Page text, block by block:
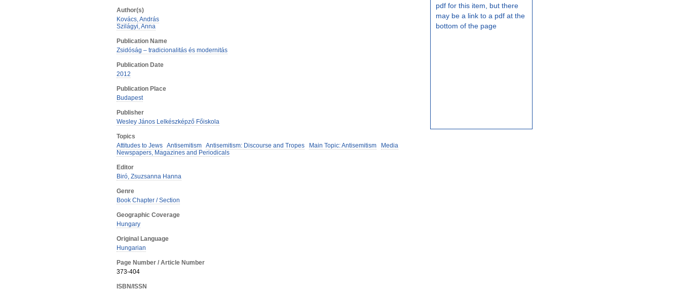
Author(s)
Kovács, András
Szilágyi, Anna
Publication Name
Zsidóság – tradicionalitás és modernitás
Publication Date
2012
Publication Place
Budapest
Publisher
Wesley János Lelkészképző Főiskola
Topics
Attitudes to Jews Antisemitism Antisemitism: Discourse and Tropes Main Topic: Antisemitism
Media
Newspapers, Magazines and Periodicals
Editor
Biró, Zsuzsanna Hanna
Genre
Book Chapter / Section
Geographic Coverage
Hungary
Original Language
Hungarian
Page Number / Article Number
373-404
ISBN/ISSN
pdf for this item, but there
may be a link to a pdf at the
bottom of the page